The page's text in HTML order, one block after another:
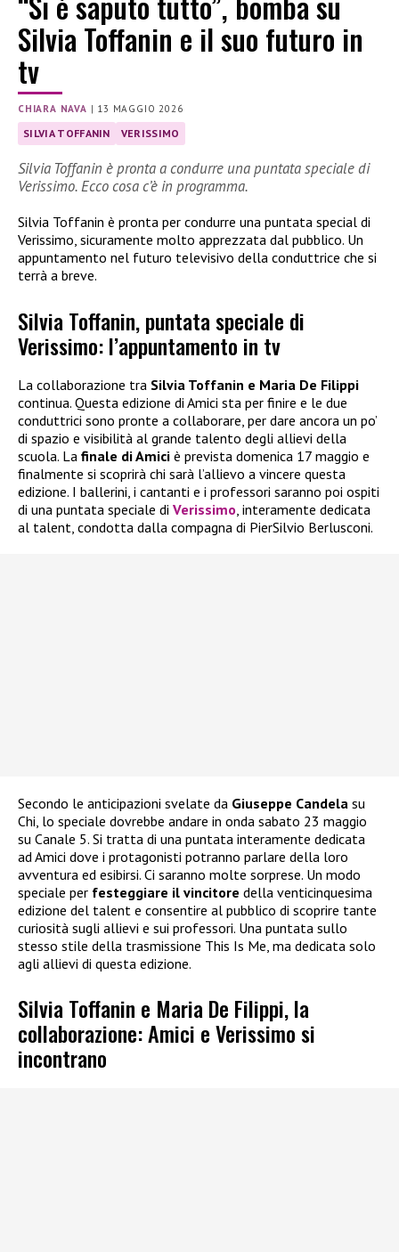
Silvia Toffanin e il suo futuro in
tv
CHIARA NAVA | 13 MAGGIO 2026
SILVIA TOFFANIN VERISSIMO
Silvia Toffanin è pronta a condurre una puntata speciale di
Verissimo. Ecco cosa c’è in programma.
Silvia Toffanin è pronta per condurre una puntata special di
Verissimo, sicuramente molto apprezzata dal pubblico. Un
appuntamento nel futuro televisivo della conduttrice che si
terrà a breve.
Silvia Toffanin, puntata speciale di
Verissimo: l’appuntamento in tv
La collaborazione tra Silvia Toffanin e Maria De Filippi
continua. Questa edizione di Amici sta per finire e le due
conduttrici sono pronte a collaborare, per dare ancora un po’
di spazio e visibilità al grande talento degli allievi della
scuola. La finale di Amici è prevista domenica 17 maggio e
finalmente si scoprirà chi sarà l’allievo a vincere questa
edizione. I ballerini, i cantanti e i professori saranno poi ospiti
di una puntata speciale di Verissimo , interamente dedicata
al talent, condotta dalla compagna di PierSilvio Berlusconi.
Secondo le anticipazioni svelate da Giuseppe Candela su
Chi, lo speciale dovrebbe andare in onda sabato 23 maggio
su Canale 5. Si tratta di una puntata interamente dedicata
ad Amici dove i protagonisti potranno parlare della loro
avventura ed esibirsi. Ci saranno molte sorprese. Un modo
speciale per festeggiare il vincitore della venticinquesima
edizione del talent e consentire al pubblico di scoprire tante
curiosità sugli allievi e sui professori. Una puntata sullo
stesso stile della trasmissione This Is Me, ma dedicata solo
agli allievi di questa edizione.
Silvia Toffanin e Maria De Filippi, la
collaborazione: Amici e Verissimo si
incontrano